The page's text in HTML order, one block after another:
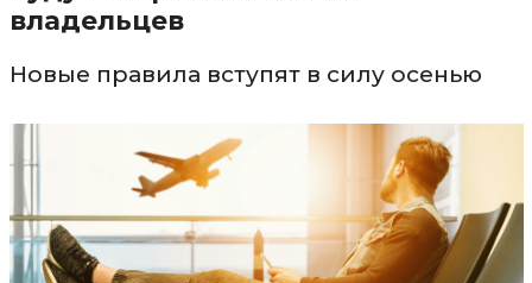
владельцев
Новые правила вступят в силу осенью